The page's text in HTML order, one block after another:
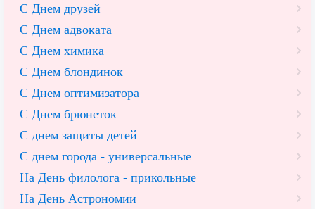
С Днем друзей
С Днем адвоката
С Днем химика
С Днем блондинок
С Днем оптимизатора
С Днем брюнеток
С днем защиты детей
С днем города - универсальные
На День филолога - прикольные
На День Астрономии